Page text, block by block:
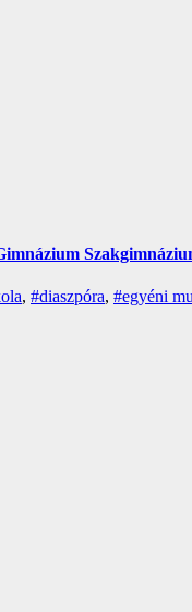
, #diaszpóra, #egyéni